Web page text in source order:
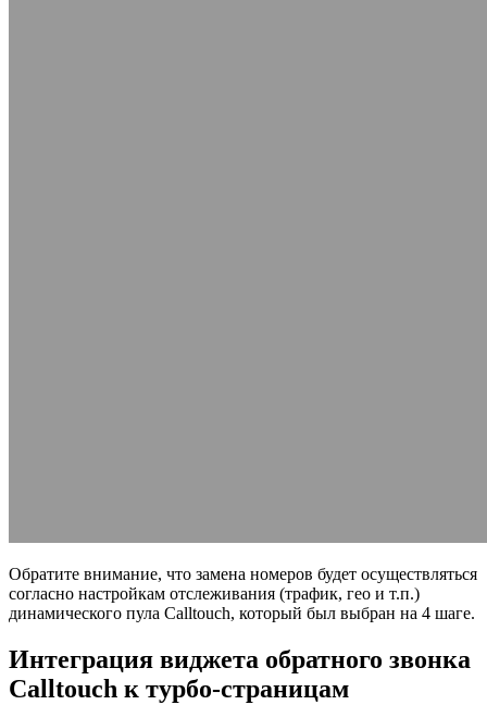
Обратите внимание, что замена номеров будет осуществляться
согласно настройкам отслеживания (трафик, гео и т.п.)
динамического пула Calltouch, который был выбран на 4 шаге.
Интеграция виджета обратного звонка
Calltouch к турбо-страницам